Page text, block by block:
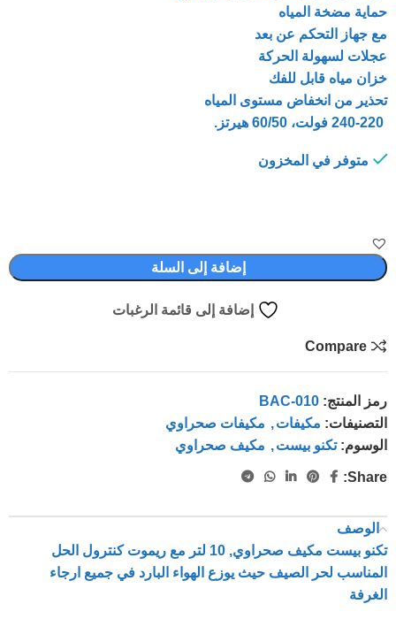
حماية مضخة المياه
مع جهاز التحكم عن بعد
عجلات لسهولة الحركة
خزان مياه قابل للفك
تحذير من انخفاض مستوى المياه
متوفر في المخزون
إضافة إلى السلة
إضافة إلى قائمة الرغبات
Compare
رمز المنتج: BAC-010
التصنيفات: مكيفات, مكيفات صحراوي
الوسوم: تكنو بيست, مكيف صحراوي
Share:
الوصف
تكنو بيست مكيف صحراوي, 10 لتر مع ريموت كنترول الحل
المناسب لحر الصيف حيث يوزع الهواء البارد في جميع ارجاء
الغرفة